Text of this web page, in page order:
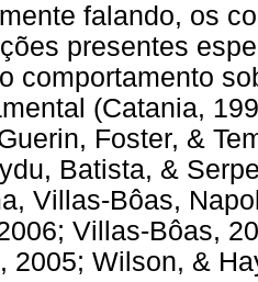
falando, os
presentes
comportamento
(Catania,
Foster, &
Batista, &
Villas-Bôas,
Villas-Bôas,
2005; Wilson, &